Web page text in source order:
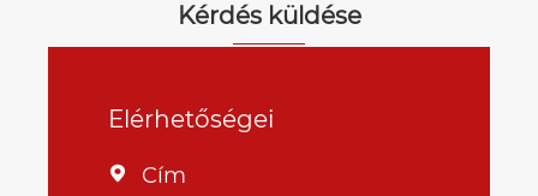
Kérdés küldése
Elérhetőségei
 Cím